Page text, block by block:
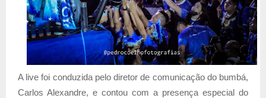
A live foi conduzida pelo diretor de comunicação do bumbá,
Carlos Alexandre, e contou com a presença especial do